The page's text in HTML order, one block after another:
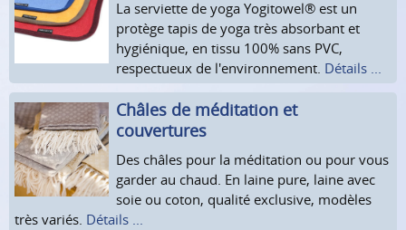
La serviette de yoga Yogitowel® est un
protège tapis de yoga très absorbant et
hygiénique, en tissu 100% sans PVC,
respectueux de l'environnement. Détails ...
Châles de méditation et
couvertures
Des châles pour la méditation ou pour vous
garder au chaud. En laine pure, laine avec
soie ou coton, qualité exclusive, modèles
très variés. Détails ...